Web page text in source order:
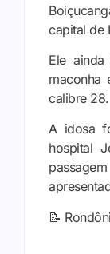
capital de
Ele
maconha
calibre 28.
A idosa
hospital
📝